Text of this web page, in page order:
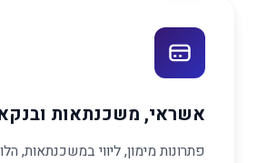
אשראי, משכנתאות
פתרונות מימון, ליווי במשכנתאות,